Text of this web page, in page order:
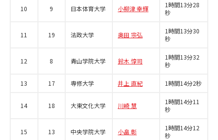
10 9 日本体育大学 小柳津 幸輝
1時間13分28
秒
11 19 法政大学 奥田 宗弘
1時間13分30
秒
12 8 青山学院大学 鈴木 惇司
1時間13分32
秒
13 17 専修大学 井上 直紀 1時間14分2秒
14 18 大東文化大学 川崎 慧
1時間14分11
秒
15 13 中央学院大学 小畠 彰
1時間14分12
秒